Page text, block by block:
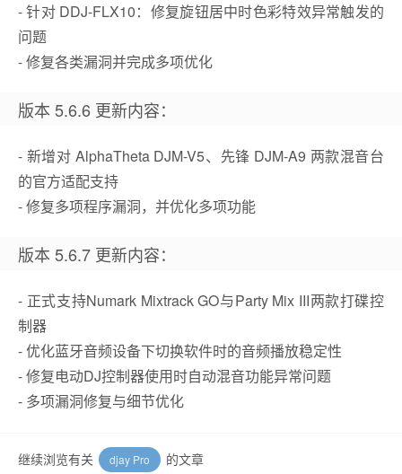
- 针对 DDJ-FLX10：修复旋钮居中时色彩特效异常触发的
问题
- 修复各类漏洞并完成多项优化
版本 5.6.6 更新内容：
- 新增对 AlphaTheta DJM-V5、先锋 DJM-A9 两款混音台
的官方适配支持
- 修复多项程序漏洞，并优化多项功能
版本 5.6.7 更新内容：
- 正式支持Numark Mixtrack GO与Party Mix III两款打碟控
制器
- 优化蓝牙音频设备下切换软件时的音频播放稳定性
- 修复电动DJ控制器使用时自动混音功能异常问题
- 多项漏洞修复与细节优化
继续浏览有关 djay Pro 的文章